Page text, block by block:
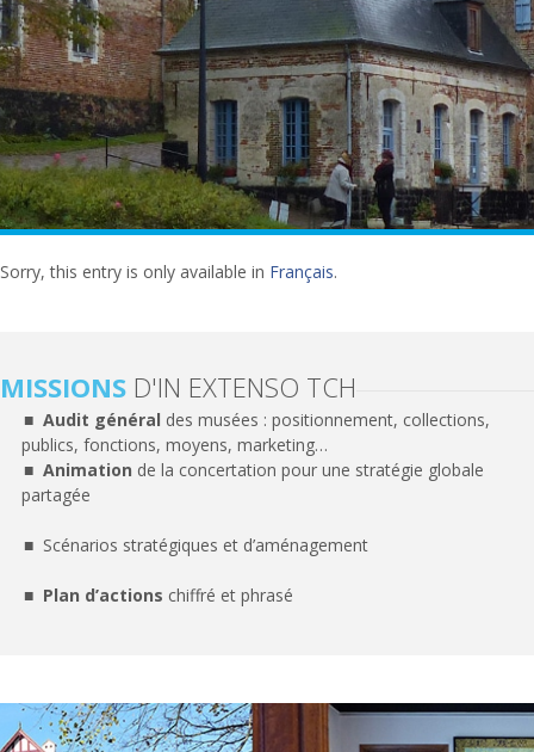
Sorry, this entry is only available in Français.
MISSIONS D'IN EXTENSO TCH
Audit général des musées : positionnement, collections,
publics, fonctions, moyens, marketing…
Animation de la concertation pour une stratégie globale
partagée
Scénarios stratégiques et d’aménagement
Plan d’actions chiffré et phrasé